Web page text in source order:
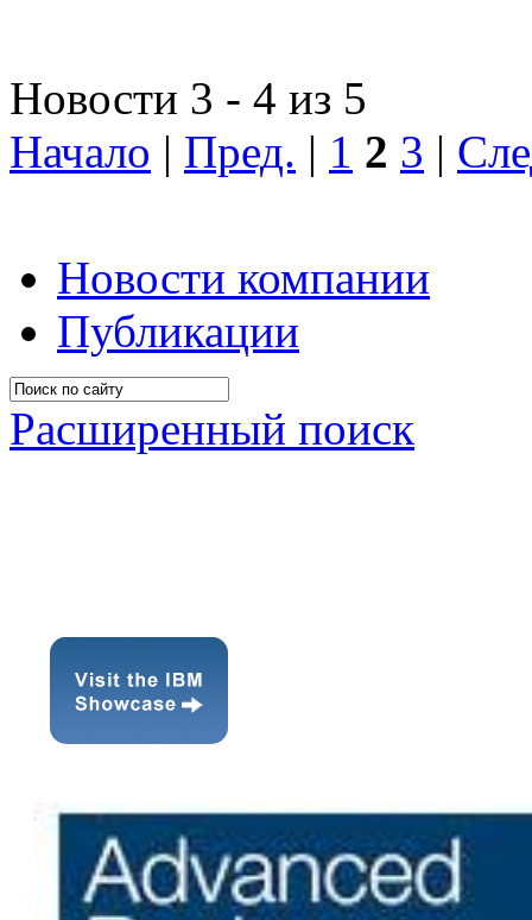
Новости 3 - 4 из 5
Начало | Пред. | 1 2 3 |
Новости компании
Публикации
Расширенный поиск